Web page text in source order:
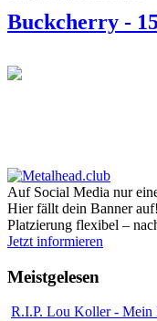
Buckcherry -
Auf Social Media nur
Hier fällt dein Banner auf!
Platzierung flexibel –
Jetzt informieren
Meistgelesen
R.I.P. Lou Koller -